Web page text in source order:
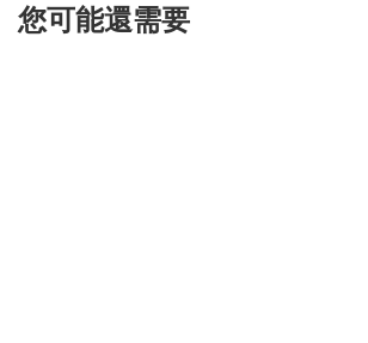
您可能還需要